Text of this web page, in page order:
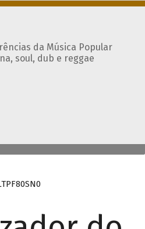
da Música Popular
soul, dub e reggae